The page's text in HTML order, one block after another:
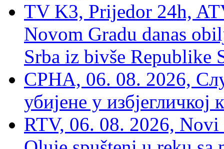
TV K3, Prijedor 24h,
Novom Gradu danas
Srba iz bivše Republike
СРНА, 06. 08. 2026,
убијене у избјегличкој
RTV, 06. 08. 2026, Novi